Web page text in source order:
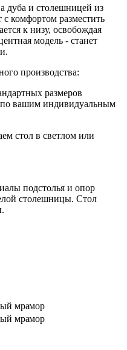
дуба и столешницей из
комфортом разместить
к низу, освобождая
модель - станет
производства:
размеров
вашим индивидуальным
стол в светлом или
подстолья и опор
столешницы. Стол
мрамор
мрамор